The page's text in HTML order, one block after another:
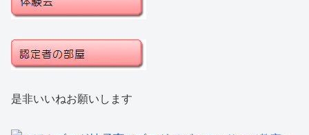
是非いいねお願いします